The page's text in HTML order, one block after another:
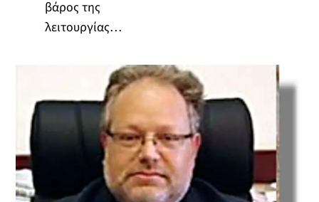
βάρος της
λειτουργίας…